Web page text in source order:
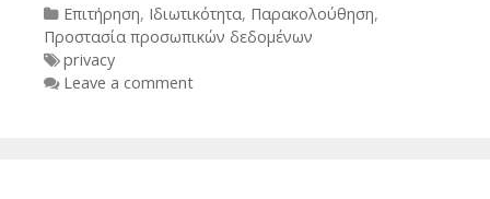
Categories
Επιτήρηση, Ιδιωτικότητα, Παρακολούθηση,
Προστασία προσωπικών δεδομένων
Tags
privacy
Leave a comment